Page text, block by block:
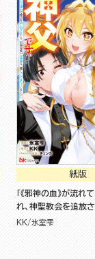
紙版
「《邪神の血》が流れ
れ、神聖教会を追放
す。 ～理不尽な理由
KK 氷室雫